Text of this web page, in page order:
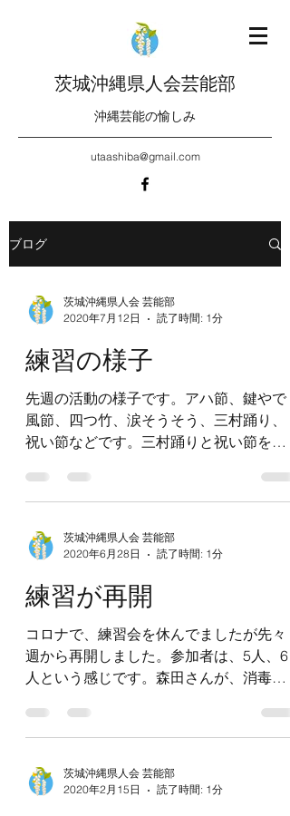
茨城沖縄県人会芸能部
沖縄芸能の愉しみ
utaashiba@gmail.com
ブログ
茨城沖縄県人会 芸能部
2020年7月12日
読了時間: 1分
練習の様子
先週の活動の様子です。アハ節、鍵やで
風節、四つ竹、涙そうそう、三村踊り、
祝い節などです。三村踊りと祝い節を重
りのと早調子をやりました。参加は5人で
した。森田さんの協力でテーブルの消毒
もしっかり取り組んでいます。
茨城沖縄県人会 芸能部
2020年6月28日
読了時間: 1分
練習が再開
コロナで、練習会を休んでましたが先々
週から再開しました。参加者は、5人、6
人という感じです。森田さんが、消毒水
じめてます。時間は、7時半から2時間で
す。先週は、山中さんが練習した二胡の
曲に合わせて童神、花などを一緒にやり
ました。後、安波節...
茨城沖縄県人会 芸能部
2020年2月15日
読了時間: 1分